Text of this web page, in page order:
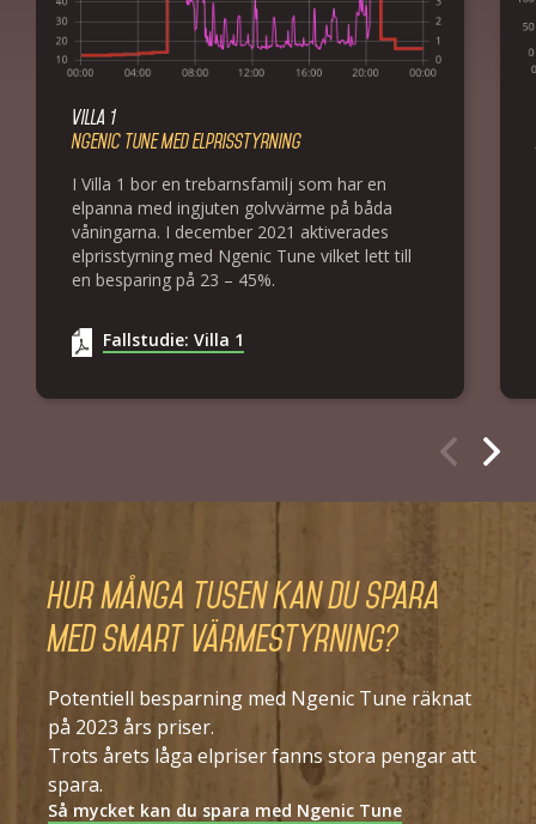
Villa 1
Ngenic Tune med elprisstyrning
I Villa 1 bor en trebarnsfamilj som har en
elpanna med ingjuten golvvärme på båda
våningarna. I december 2021 aktiverades
elprisstyrning med Ngenic Tune vilket lett till
en besparing på 23 – 45%.
Fallstudie: Villa 1
Hur många tusen kan du spara
med smart värmestyrning?
Potentiell besparning med Ngenic Tune räknat
på 2023 års priser.
Trots årets låga elpriser fanns stora pengar att
spara.
Så mycket kan du spara med Ngenic Tune